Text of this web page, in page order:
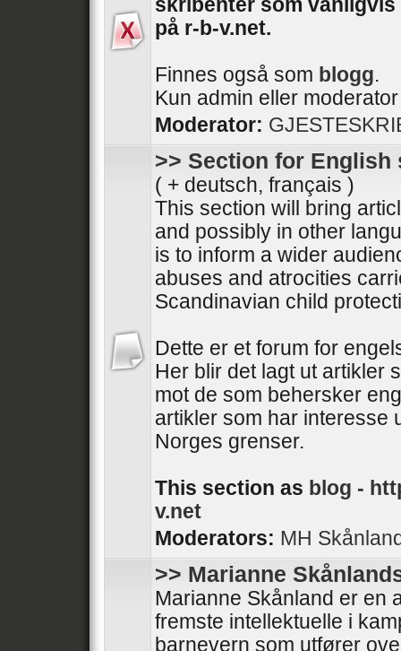
skribenter som
på r-b-v.net.
Finnes også som blogg.
Kun admin eller
Moderator:
>> Section for English
( + deutsch, français )
This section will bring
and possibly in other
is to inform a wider
abuses and atrocities
Scandinavian child
Dette er et forum for
Her blir det lagt ut artikler
mot de som behersker
artikler som har interesse
Norges grenser.
This section as blog -
v.net
Moderators: MH
>> Marianne
Marianne Skånland er en
fremste intellektuelle i
barnevern som utfører